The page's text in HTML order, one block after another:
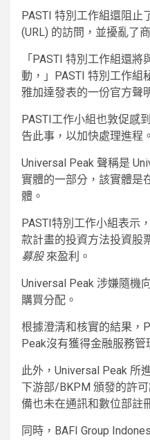
PASTI 特別工作組還阻
(URL) 的訪問，並擾亂了
「PASTI 特別工作組還
動，」PASTI 特別工作組
雅加達發表的一份官方聲
PASTI工作小組也敦促感
告此事，以加快處理進程。
Universal Peak 聲稱是
實體的一部分，該實體是
體。
PASTI特別工作小組表示
款計畫的投資方法投資股
募股來盈利。
Universal Peak 涉嫌隨機
購買分配。
根據澄清和核實的結果，
Peak沒有獲得金融服務管
此外，Universal Peak 所
下游部/BKPM 頒發的許
備也未在通訊和數位部註
同時，BAFI Group